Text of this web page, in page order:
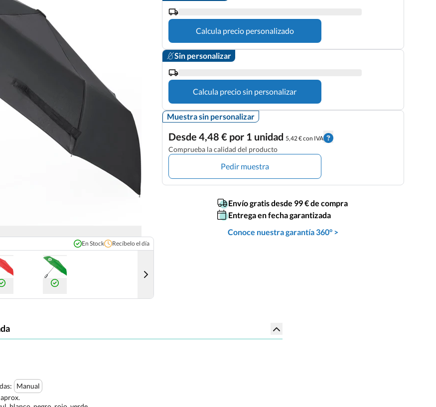
En Stock Recíbelo el día
Calcula precio personalizado
Sin personalizar
Calcula precio sin personalizar
Muestra sin personalizar
Desde 4,48 € por 1 unidad 5,42 € con IVA
Comprueba la calidad del producto
Pedir muestra
Envío gratis desde 99 € de compra
Entrega en fecha garantizada
Conoce nuestra garantía 360° >
Manual